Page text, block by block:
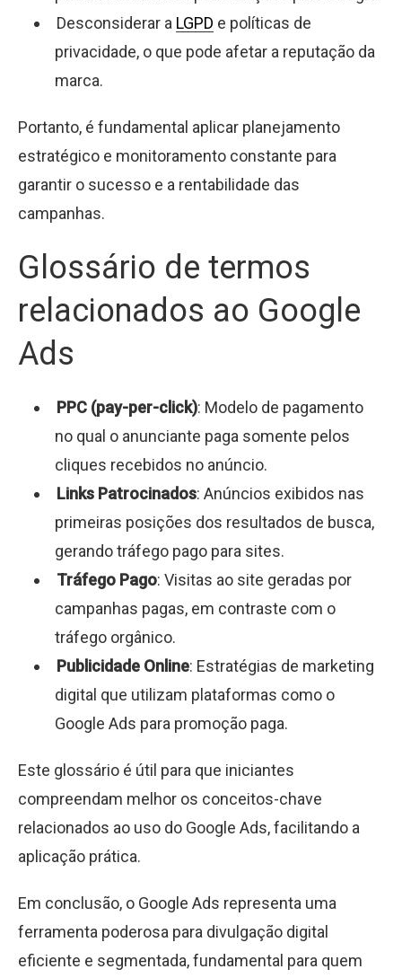
Desconsiderar a LGPD e políticas de
privacidade, o que pode afetar a reputação da
marca.
Portanto, é fundamental aplicar planejamento
estratégico e monitoramento constante para
garantir o sucesso e a rentabilidade das
campanhas.
Glossário de termos
relacionados ao Google
Ads
PPC (pay-per-click): Modelo de pagamento
no qual o anunciante paga somente pelos
cliques recebidos no anúncio.
Links Patrocinados: Anúncios exibidos nas
primeiras posições dos resultados de busca,
gerando tráfego pago para sites.
Tráfego Pago: Visitas ao site geradas por
campanhas pagas, em contraste com o
tráfego orgânico.
Publicidade Online: Estratégias de marketing
digital que utilizam plataformas como o
Google Ads para promoção paga.
Este glossário é útil para que iniciantes
compreendam melhor os conceitos-chave
relacionados ao uso do Google Ads, facilitando a
aplicação prática.
Em conclusão, o Google Ads representa uma
ferramenta poderosa para divulgação digital
eficiente e segmentada, fundamental para quem